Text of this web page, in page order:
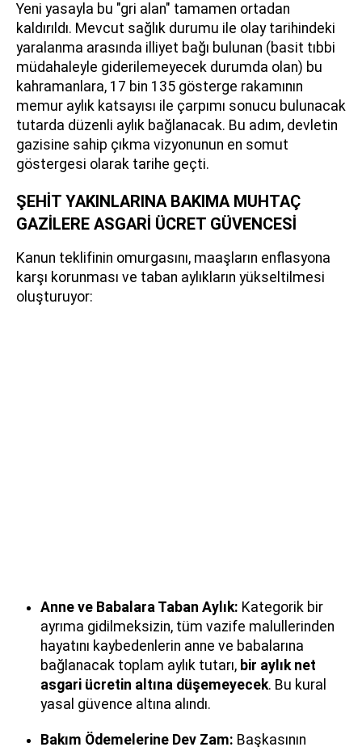
Yeni yasayla bu "gri alan" tamamen ortadan
kaldırıldı. Mevcut sağlık durumu ile olay tarihindeki
yaralanma arasında illiyet bağı bulunan (basit tıbbi
müdahaleyle giderilemeyecek durumda olan) bu
kahramanlara, 17 bin 135 gösterge rakamının
memur aylık katsayısı ile çarpımı sonucu bulunacak
tutarda düzenli aylık bağlanacak. Bu adım, devletin
gazisine sahip çıkma vizyonunun en somut
göstergesi olarak tarihe geçti.
ŞEHİT YAKINLARINA BAKIMA MUHTAÇ
GAZİLERE ASGARİ ÜCRET GÜVENCESİ
Kanun teklifinin omurgasını, maaşların enflasyona
karşı korunması ve taban aylıkların yükseltilmesi
oluşturuyor:
Anne ve Babalara Taban Aylık: Kategorik bir
ayrıma gidilmeksizin, tüm vazife malullerinden
hayatını kaybedenlerin anne ve babalarına
bağlanacak toplam aylık tutarı, bir aylık net
asgari ücretin altına düşemeyecek. Bu kural
yasal güvence altına alındı.
Bakım Ödemelerine Dev Zam: Başkasının